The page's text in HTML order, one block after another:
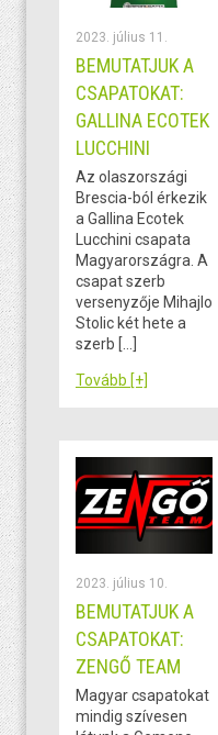
2023. július 11.
BEMUTATJUK A
CSAPATOKAT:
GALLINA ECOTEK
LUCCHINI
Az olaszországi
Brescia-ból érkezik
a Gallina Ecotek
Lucchini csapata
Magyarországra. A
csapat szerb
versenyzője Mihajlo
Stolic két hete a
szerb […]
Tovább [+]
2023. július 10.
BEMUTATJUK A
CSAPATOKAT:
ZENGŐ TEAM
Magyar csapatokat
mindig szívesen